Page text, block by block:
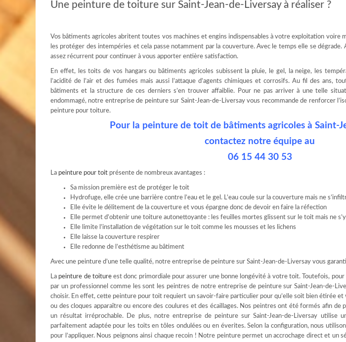
Une peinture de toiture sur Saint-Jean-de-Liversay à réaliser ?
Vos bâtiments agricoles abritent toutes vos machines et engins indispensables à votre exploitation voire
les protéger des intempéries et cela passe notamment par la couverture. Avec le temps elle se dégrade.
assez récurrent pour continuer à vous apporter entière satisfaction.
En effet, les toits de vos hangars ou bâtiments agricoles subissent la pluie, le gel, la neige, les
l’acidité de l’air et des fumées mais aussi l’attaque d’agents chimiques et corrosifs. Au fil des ans,
bâtiments et la structure de ces derniers s’en trouver affaiblie. Pour ne pas arriver à une telle
endommagé, notre entreprise de peinture sur Saint-Jean-de-Liversay vous recommande de renforcer
peinture pour toiture.
Pour la peinture de toit de bâtiments agricoles à Saint-
contactez notre équipe au
06 15 44 30 53
La peinture pour toit présente de nombreux avantages :
Sa mission première est de protéger le toit
Hydrofuge, elle crée une barrière contre l’eau et le gel. L’eau coule sur la couverture mais ne
Elle évite le délitement de la couverture et vous épargne donc de devoir en faire la réfection
Elle permet d’obtenir une toiture autonettoyante : les feuilles mortes glissent sur le toit mais ne
Elle limite l’installation de végétation sur le toit comme les mousses et les lichens
Elle laisse la couverture respirer
Elle redonne de l’esthétisme au bâtiment
Avec une peinture d’une telle qualité, notre entreprise de peinture sur Saint-Jean-de-Liversay vous
La peinture de toiture est donc primordiale pour assurer une bonne longévité à votre toit. Toutefois,
par un professionnel comme les sont les peintres de notre entreprise de peinture sur Saint-Jean-de-
choisir. En effet, cette peinture pour toit requiert un savoir-faire particulier pour qu’elle soit bien étirée
ou des cloques apparaître ou encore des coulures et des écaillages. Nos peintres ont été formés afin
un résultat irréprochable. De plus, notre entreprise de peinture sur Saint-Jean-de-Liversay utilise
parfaitement adaptée pour les toits en tôles ondulées ou en éverites. Selon la configuration, nous
pour l’appliquer. Nous peignons ainsi chaque recoin ! Notre peinture permet un accrochage direct et un